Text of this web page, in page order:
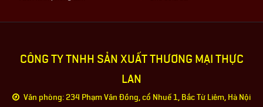
CÔNG TY TNHH SẢN XUẤT THƯƠNG MẠI THỰC
LAN
Văn phòng: 234 Phạm Văn Đồng, cổ Nhuế 1, Bắc Từ Liêm, Hà Nội